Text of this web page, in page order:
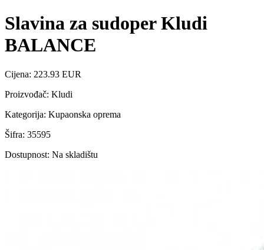
Slavina za sudoper Kludi
BALANCE
Cijena: 223.93 EUR
Proizvođač: Kludi
Kategorija: Kupaonska oprema
Šifra: 35595
Dostupnost: Na skladištu